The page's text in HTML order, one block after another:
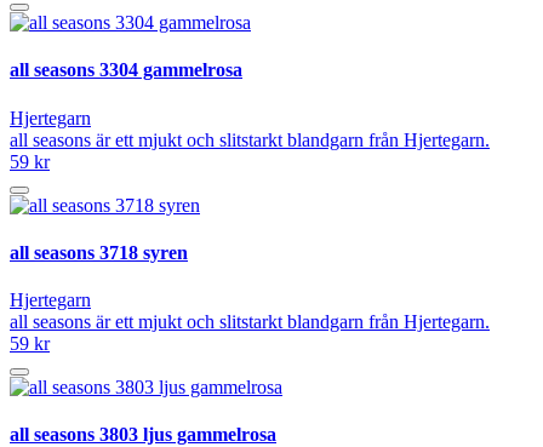
all seasons 3304 gammelrosa
Hjertegarn
all seasons är ett mjukt och slitstarkt blandgarn från Hjertegarn.
59 kr
all seasons 3718 syren
Hjertegarn
all seasons är ett mjukt och slitstarkt blandgarn från Hjertegarn.
59 kr
all seasons 3803 ljus gammelrosa